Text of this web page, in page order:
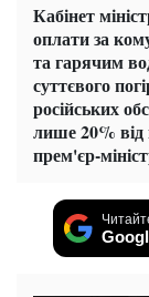
Кабінет
оплати за
та гарячим
суттєвого
російських
лише 20% від
прем'єр-